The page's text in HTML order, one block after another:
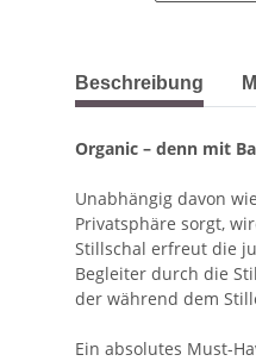
weitere
Beschreibung
Organic – denn mit
Unabhängig davon
Privatsphäre sorgt,
Stillschal erfreut die
Begleiter durch die
der während dem
Ein absolutes Must-